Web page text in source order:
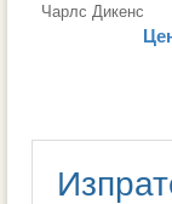
Чарлс Дикенс